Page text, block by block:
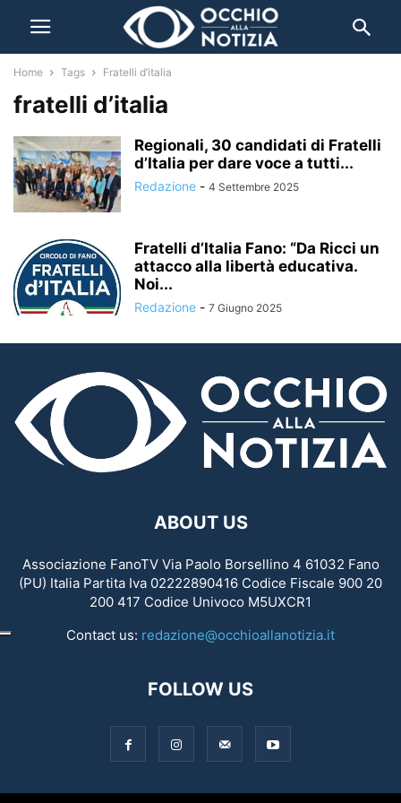
Home Tags Fratelli d’italia
fratelli d’italia
Regionali, 30 candidati di Fratelli
d’Italia per dare voce a tutti...
Redazione - 4 Settembre 2025
Fratelli d’Italia Fano: “Da Ricci un
attacco alla libertà educativa.
Noi...
Redazione - 7 Giugno 2025
ABOUT US
Associazione FanoTV Via Paolo Borsellino 4 61032 Fano
(PU) Italia Partita Iva 02222890416 Codice Fiscale 900 20
200 417 Codice Univoco M5UXCR1
Contact us: redazione@occhioallanotizia.it
FOLLOW US